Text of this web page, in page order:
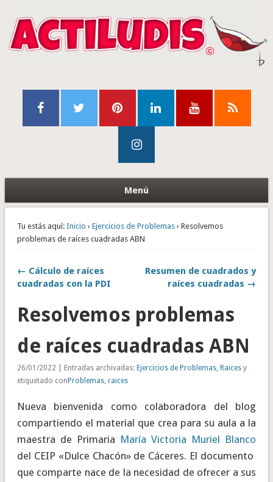
Menú
Tu estás aquí: Inicio › Ejercicios de Problemas› Resolvemos
problemas de raíces cuadradas ABN
← Cálculo de raíces
cuadradas con la PDI
Resumen de cuadrados y
raíces cuadradas →
Resolvemos problemas
de raíces cuadradas ABN
26/01/2022 | Entradas archivadas: Ejercicios de Problemas, Raicesy
etiquetado con Problemas, raices
Nueva bienvenida como colaboradora del blog
compartiendo el material que crea para su aula a la
maestra de Primaria María Victoria Muriel Blanco
del CEIP «Dulce Chacón» de Cáceres. El documento
que comparte nace de la necesidad de ofrecer a sus